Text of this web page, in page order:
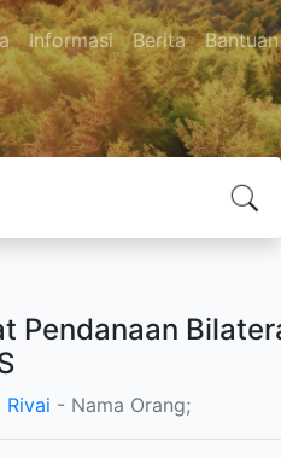
Informasi Berita Bantuan
Pendanaan
Rivai - Nama Orang;